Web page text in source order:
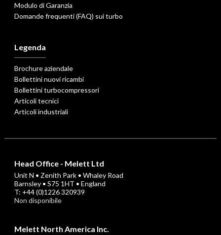
Modulo di Garanzia
Domande frequenti (FAQ) sui turbo
Legenda
Brochure aziendale
Bollettini nuovi ricambi
Bollettini turbocompressori
Articoli tecnici
Articoli industriali
Head Office - Melett Ltd
Unit N • Zenith Park • Whaley Road
Barnsley • S75 1HT • England
T: +44 (0)1226 320939
Non disponibile
Melett North America Inc.